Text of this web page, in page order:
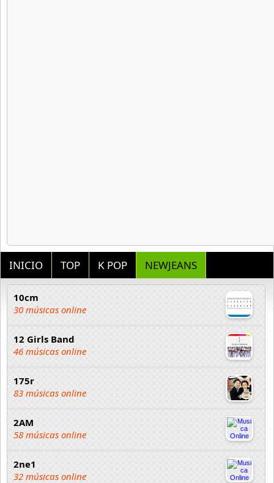
INICIO TOP K POP NEWJEANS
10cm
30 músicas online
12 Girls Band
46 músicas online
175r
83 músicas online
2AM
58 músicas online
2ne1
32 músicas online